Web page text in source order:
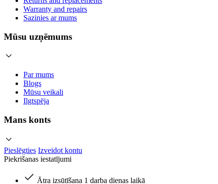
Warranty and repairs
Sazinies ar mums
Mūsu uzņēmums
Par mums
Blogs
Mūsu veikali
Ilgtspēja
Mans konts
Pieslēgties Izveidot kontu
Piekrišanas iestatījumi
Ātra izsūtīšana 1 darba dienas laikā